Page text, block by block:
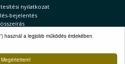
Megértettem!
használ a legjobb működés érdekében.
nyilatkozat
bejelentés
Hírek